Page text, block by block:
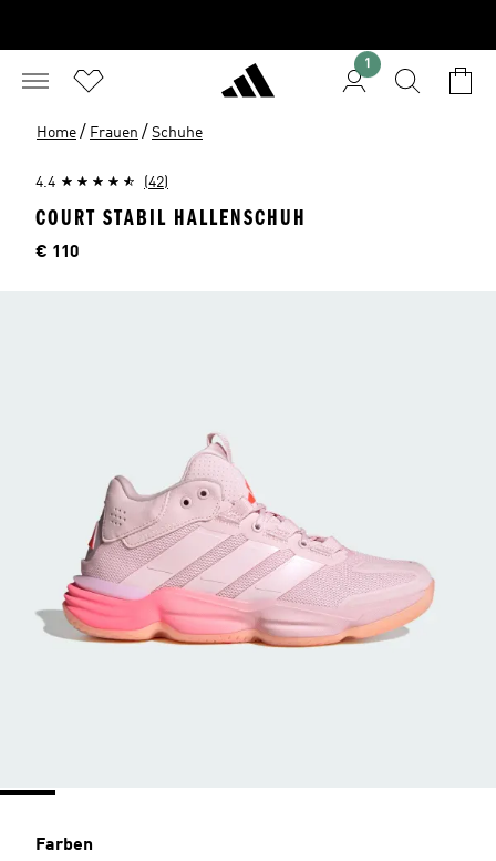
1
Home / Frauen / Schuhe
4.4 (42)
COURT STABIL HALLENSCHUH
Preis
€ 110
Farben